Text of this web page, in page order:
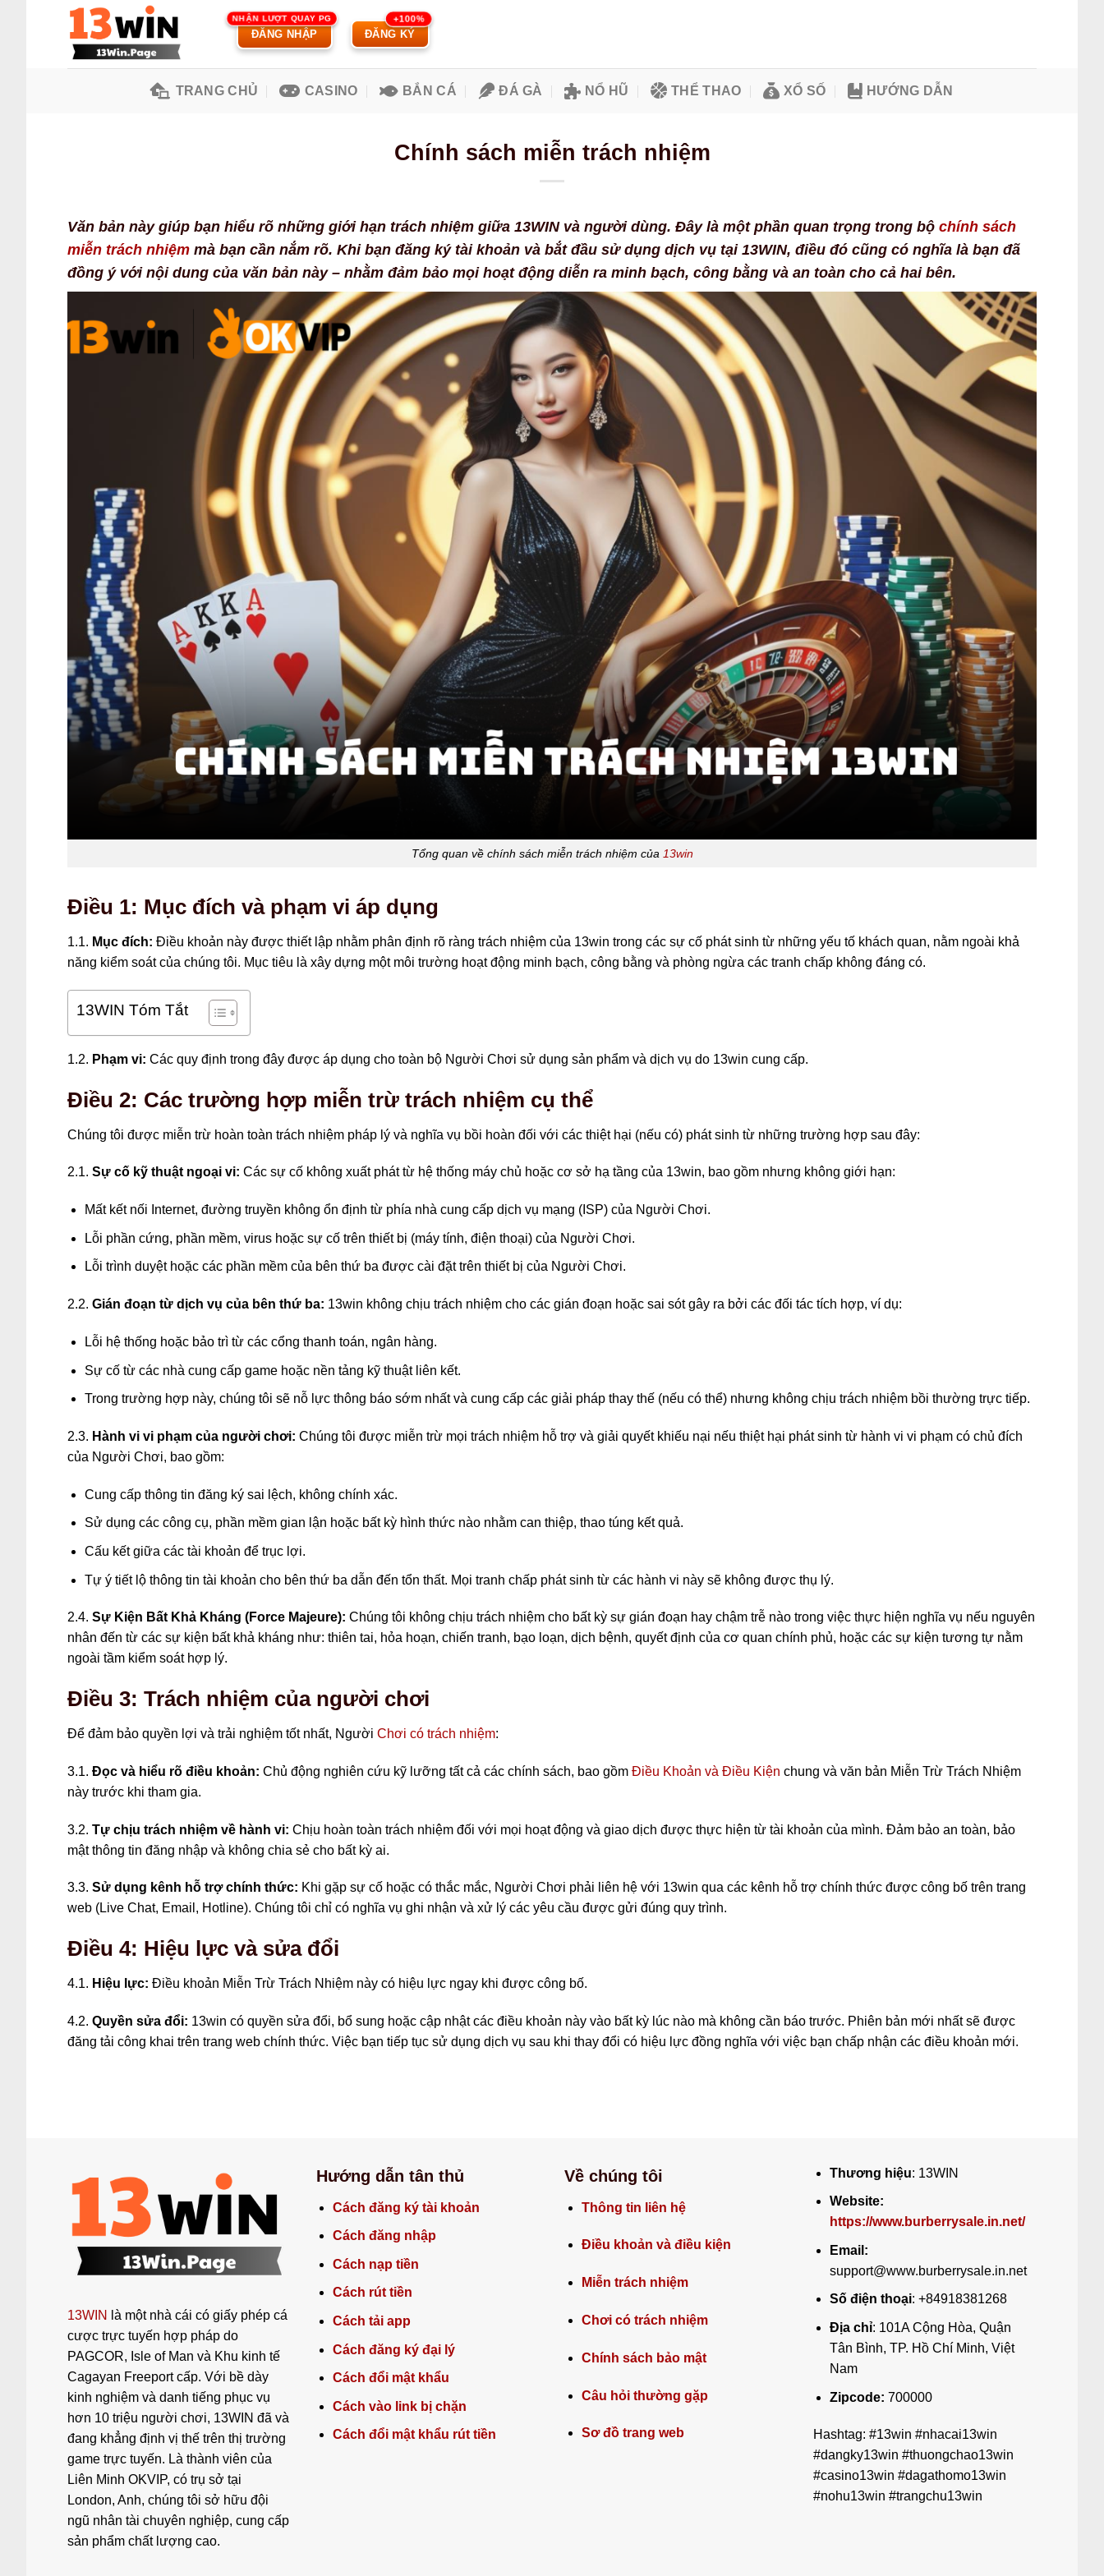
Chuyển
ĐĂNG NHẬP ĐĂNG KÝ
TRANG CHỦ CASINO BẮN CÁ ĐÁ GÀ NỔ HŨ THỂ THAO XỔ SỐ HƯỚNG DẪN
Chính sách miễn trách nhiệm
Văn bản này giúp bạn hiểu rõ những giới hạn trách nhiệm giữa 13WIN và người dùng. Đây là một phần quan trọng trong bộ chính sách
miễn trách nhiệm mà bạn cần nắm rõ. Khi bạn đăng ký tài khoản và bắt đầu sử dụng dịch vụ tại 13WIN, điều đó cũng có nghĩa là bạn đã
đồng ý với nội dung của văn bản này – nhằm đảm bảo mọi hoạt động diễn ra minh bạch, công bằng và an toàn cho cả hai bên.
Tổng quan về chính sách miễn trách nhiệm của 13win
Điều 1: Mục đích và phạm vi áp dụng
1.1. Mục đích: Điều khoản này được thiết lập nhằm phân định rõ ràng trách nhiệm của 13win trong các sự cố phát sinh từ những yếu tố khách quan, nằm ngoài khả
năng kiểm soát của chúng tôi. Mục tiêu là xây dựng một môi trường hoạt động minh bạch, công bằng và phòng ngừa các tranh chấp không đáng có.
13WIN Tóm Tắt
1.2. Phạm vi: Các quy định trong đây được áp dụng cho toàn bộ Người Chơi sử dụng sản phẩm và dịch vụ do 13win cung cấp.
Điều 2: Các trường hợp miễn trừ trách nhiệm cụ thể
Chúng tôi được miễn trừ hoàn toàn trách nhiệm pháp lý và nghĩa vụ bồi hoàn đối với các thiệt hại (nếu có) phát sinh từ những trường hợp sau đây:
2.1. Sự cố kỹ thuật ngoại vi: Các sự cố không xuất phát từ hệ thống máy chủ hoặc cơ sở hạ tầng của 13win, bao gồm nhưng không giới hạn:
Mất kết nối Internet, đường truyền không ổn định từ phía nhà cung cấp dịch vụ mạng (ISP) của Người Chơi.
Lỗi phần cứng, phần mềm, virus hoặc sự cố trên thiết bị (máy tính, điện thoại) của Người Chơi.
Lỗi trình duyệt hoặc các phần mềm của bên thứ ba được cài đặt trên thiết bị của Người Chơi.
2.2. Gián đoạn từ dịch vụ của bên thứ ba: 13win không chịu trách nhiệm cho các gián đoạn hoặc sai sót gây ra bởi các đối tác tích hợp, ví dụ:
Lỗi hệ thống hoặc bảo trì từ các cổng thanh toán, ngân hàng.
Sự cố từ các nhà cung cấp game hoặc nền tảng kỹ thuật liên kết.
Trong trường hợp này, chúng tôi sẽ nỗ lực thông báo sớm nhất và cung cấp các giải pháp thay thế (nếu có thể) nhưng không chịu trách nhiệm bồi thường trực tiếp.
2.3. Hành vi vi phạm của người chơi: Chúng tôi được miễn trừ mọi trách nhiệm hỗ trợ và giải quyết khiếu nại nếu thiệt hại phát sinh từ hành vi vi phạm có chủ đích
của Người Chơi, bao gồm:
Cung cấp thông tin đăng ký sai lệch, không chính xác.
Sử dụng các công cụ, phần mềm gian lận hoặc bất kỳ hình thức nào nhằm can thiệp, thao túng kết quả.
Cấu kết giữa các tài khoản để trục lợi.
Tự ý tiết lộ thông tin tài khoản cho bên thứ ba dẫn đến tổn thất. Mọi tranh chấp phát sinh từ các hành vi này sẽ không được thụ lý.
2.4. Sự Kiện Bất Khả Kháng (Force Majeure): Chúng tôi không chịu trách nhiệm cho bất kỳ sự gián đoạn hay chậm trễ nào trong việc thực hiện nghĩa vụ nếu nguyên
nhân đến từ các sự kiện bất khả kháng như: thiên tai, hỏa hoạn, chiến tranh, bạo loạn, dịch bệnh, quyết định của cơ quan chính phủ, hoặc các sự kiện tương tự nằm
ngoài tầm kiểm soát hợp lý.
Điều 3: Trách nhiệm của người chơi
Để đảm bảo quyền lợi và trải nghiệm tốt nhất, Người Chơi có trách nhiệm:
3.1. Đọc và hiểu rõ điều khoản: Chủ động nghiên cứu kỹ lưỡng tất cả các chính sách, bao gồm Điều Khoản và Điều Kiện chung và văn bản Miễn Trừ Trách Nhiệm
này trước khi tham gia.
3.2. Tự chịu trách nhiệm về hành vi: Chịu hoàn toàn trách nhiệm đối với mọi hoạt động và giao dịch được thực hiện từ tài khoản của mình. Đảm bảo an toàn, bảo
mật thông tin đăng nhập và không chia sẻ cho bất kỳ ai.
3.3. Sử dụng kênh hỗ trợ chính thức: Khi gặp sự cố hoặc có thắc mắc, Người Chơi phải liên hệ với 13win qua các kênh hỗ trợ chính thức được công bố trên trang
web (Live Chat, Email, Hotline). Chúng tôi chỉ có nghĩa vụ ghi nhận và xử lý các yêu cầu được gửi đúng quy trình.
Điều 4: Hiệu lực và sửa đổi
4.1. Hiệu lực: Điều khoản Miễn Trừ Trách Nhiệm này có hiệu lực ngay khi được công bố.
4.2. Quyền sửa đổi: 13win có quyền sửa đổi, bổ sung hoặc cập nhật các điều khoản này vào bất kỳ lúc nào mà không cần báo trước. Phiên bản mới nhất sẽ được
đăng tải công khai trên trang web chính thức. Việc bạn tiếp tục sử dụng dịch vụ sau khi thay đổi có hiệu lực đồng nghĩa với việc bạn chấp nhận các điều khoản mới.
13WIN
là một nhà cái có giấy phép cá
cược trực tuyến hợp pháp do
PAGCOR, Isle of Man và Khu kinh tế
Cagayan Freeport cấp. Với bề dày
kinh nghiệm và danh tiếng phục vụ
hơn 10 triệu người chơi, 13WIN đã và
đang khẳng định vị thế trên thị trường
game trực tuyến. Là thành viên của
Liên Minh OKVIP, có trụ sở tại
London, Anh, chúng tôi sở hữu đội
ngũ nhân tài chuyên nghiệp, cung cấp
sản phẩm chất lượng cao.
Hướng dẫn tân thủ
Cách đăng ký tài khoản
Cách đăng nhập
Cách nạp tiền
Cách rút tiền
Cách tải app
Cách đăng ký đại lý
Cách đổi mật khẩu
Cách vào link bị chặn
Cách đổi mật khẩu rút tiền
Về chúng tôi
Thông tin liên hệ
Điều khoản và điều kiện
Miễn trách nhiệm
Chơi có trách nhiệm
Chính sách bảo mật
Câu hỏi thường gặp
Sơ đồ trang web
Thương hiệu: 13WIN
Website:
https://www.burberrysale.in.net/
Email:
support@www.burberrysale.in.net
Số điện thoại: +84918381268
Địa chỉ: 101A Cộng Hòa, Quận
Tân Bình, TP. Hồ Chí Minh, Việt
Nam
Zipcode: 700000
Hashtag: #13win #nhacai13win
#dangky13win #thuongchao13win
#casino13win #dagathomo13win
#nohu13win #trangchu13win